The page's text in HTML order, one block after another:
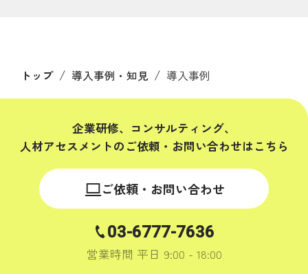
トップ / 導入事例・知見 / 導入事例
企業研修、コンサルティング、
人材アセスメントの ご依頼・お問い合わせはこちら
ご依頼・お問い合わせ
03-6777-7636
営業時間 平日 9:00 - 18:00